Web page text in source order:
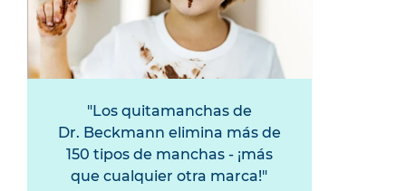
Los quitamanchas de
Dr. Beckmann elimina más de
150 tipos de manchas - ¡más
que cualquier otra marca!